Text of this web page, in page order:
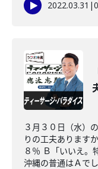
2022.03.31 |
３月３０日（水）
りの工夫ありま
８％ Ｂ「いいえ。
沖縄の普通はＡでし